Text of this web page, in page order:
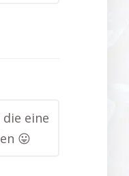
eine
😛